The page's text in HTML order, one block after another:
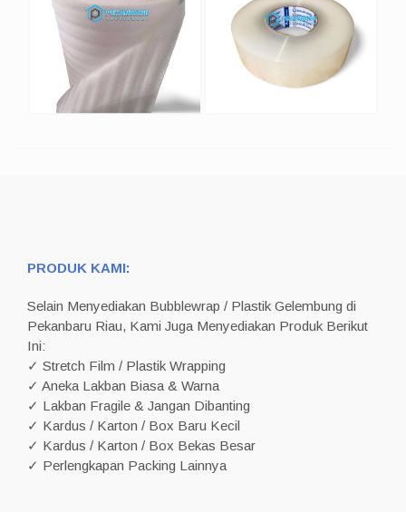
PRODUK KAMI:
Selain Menyediakan Bubblewrap / Plastik Gelembung di
Pekanbaru Riau, Kami Juga Menyediakan Produk Berikut
Ini:
✓ Stretch Film / Plastik Wrapping
✓ Aneka Lakban Biasa & Warna
✓ Lakban Fragile & Jangan Dibanting
✓ Kardus / Karton / Box Baru Kecil
✓ Kardus / Karton / Box Bekas Besar
✓ Perlengkapan Packing Lainnya